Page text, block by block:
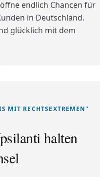
endlich Chancen für
in Deutschland.
glücklich mit dem
MIT RECHTSEXTREMEN"
halten